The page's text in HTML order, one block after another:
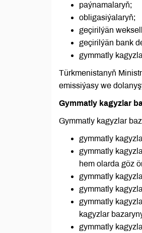
paýnamalaryň;
obligasiýalaryň;
geçirilýän
geçirilýän bank
gymmatly
Türkmenistanyň
emissiýasy we
Gymmatly kagyzlar
Gymmatly kagyzlar
gymmatly
gymmatly
hem olarda göz
gymmatly
gymmatly
gymmatly
kagyzlar
gymmatly